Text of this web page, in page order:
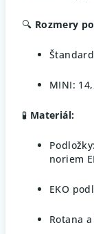
🔍 Rozmery
MINI:
🧪 Materiál:
noriem
EKO
Rotana